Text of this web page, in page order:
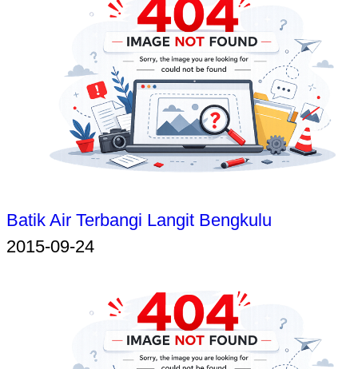
Batik Air Terbangi Langit Bengkulu
2015-09-24